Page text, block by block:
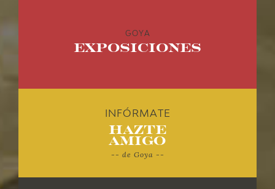
GOYA
Exposiciones
INFÓRMATE
Hazte
Amigo
-- de Goya --